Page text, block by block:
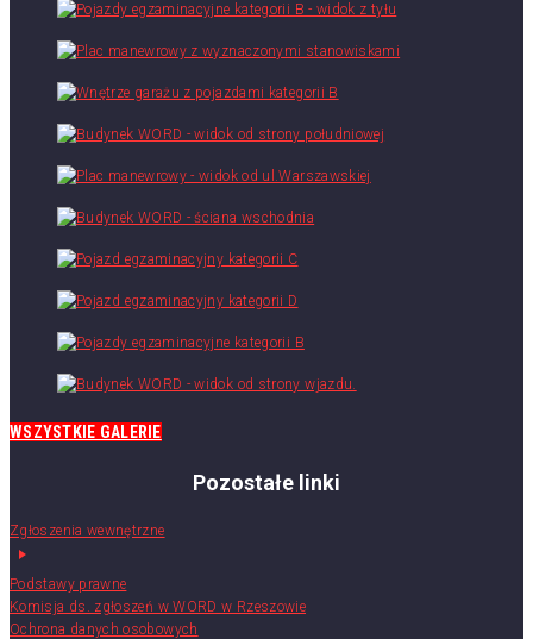
WSZYSTKIE GALERIE
Pozostałe linki
Zgłoszenia wewnętrzne
Podstawy prawne
Komisja ds. zgłoszeń w WORD w Rzeszowie
Ochrona danych osobowych